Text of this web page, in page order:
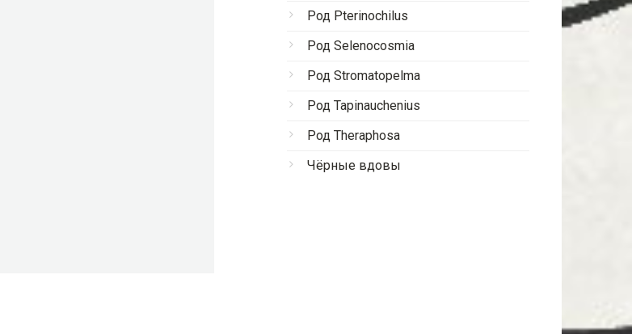
Род Pterinochilus
Род Selenocosmia
Род Stromatopelma
Род Tapinauchenius
Род Theraphosa
Чёрные вдовы